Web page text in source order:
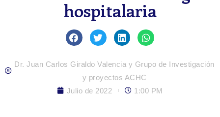
hospitalaria
Dr. Juan Carlos Giraldo Valencia y Grupo de Investigación
y proyectos ACHC
Julio de 2022
1:00 PM